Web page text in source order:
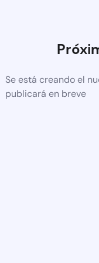
Se está creando el
publicará en breve